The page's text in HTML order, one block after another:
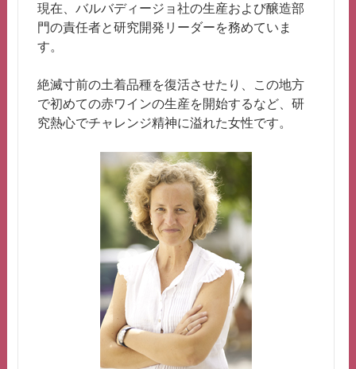
現在、バルバディージョ社の生産および醸造部
門の責任者と研究開発リーダーを務めていま
す。
絶滅寸前の土着品種を復活させたり、この地方
で初めての赤ワインの生産を開始するなど、研
究熱心でチャレンジ精神に溢れた女性です。